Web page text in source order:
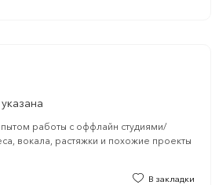
работы с оффлайн студиями/
вокала, растяжки и похожие проекты
В закладки